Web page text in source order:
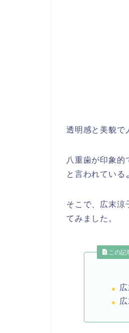
透明感と美貌で
八重歯が印象的
と言われている
そこで、広末涼
てみました。
この記